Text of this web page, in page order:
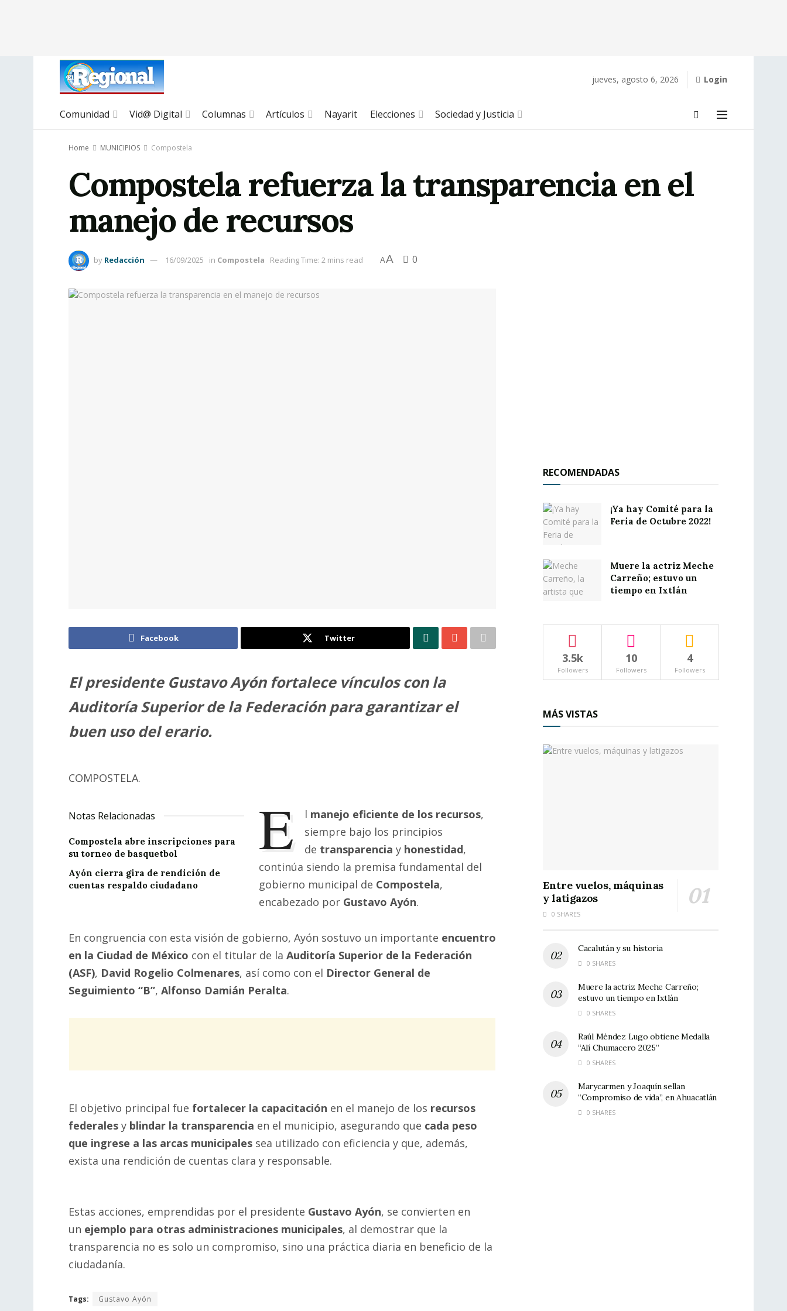
jueves, agosto 6, 2026 Login
Comunidad Vid@ Digital Columnas Artículos Nayarit Elecciones Sociedad y Justicia
Home MUNICIPIOS Compostela
Compostela refuerza la transparencia en el
manejo de recursos
by Redacción 16/09/2025 in Compostela Reading Time: 2 mins read AA 0
Facebook Twitter
El presidente Gustavo Ayón fortalece vínculos con la
Auditoría Superior de la Federación para garantizar el
buen uso del erario.
COMPOSTELA.
Notas Relacionadas
Compostela abre inscripciones para
su torneo de basquetbol
Ayón cierra gira de rendición de
cuentas respaldo ciudadano
E l manejo eficiente de los recursos,
siempre bajo los principios
de transparencia y honestidad,
continúa siendo la premisa fundamental del
gobierno municipal de Compostela,
encabezado por Gustavo Ayón.
En congruencia con esta visión de gobierno, Ayón sostuvo un importante encuentro
en la Ciudad de México con el titular de la Auditoría Superior de la Federación
(ASF), David Rogelio Colmenares, así como con el Director General de
Seguimiento “B”, Alfonso Damián Peralta.
El objetivo principal fue fortalecer la capacitación en el manejo de los recursos
federales y blindar la transparencia en el municipio, asegurando que cada peso
que ingrese a las arcas municipales sea utilizado con eficiencia y que, además,
exista una rendición de cuentas clara y responsable.
Estas acciones, emprendidas por el presidente Gustavo Ayón, se convierten en
un ejemplo para otras administraciones municipales, al demostrar que la
transparencia no es solo un compromiso, sino una práctica diaria en beneficio de la
ciudadanía.
Tags: Gustavo Ayón
RECOMENDADAS
¡Ya hay Comité para la
Feria de Octubre 2022!
Muere la actriz Meche
Carreño; estuvo un
tiempo en Ixtlán
3.5k
Followers
10
Followers
4
Followers
MÁS VISTAS
Entre vuelos, máquinas
y latigazos
0 SHARES
Cacalután y su historia
0 SHARES
Muere la actriz Meche Carreño;
estuvo un tiempo en Ixtlán
0 SHARES
Raúl Méndez Lugo obtiene Medalla
“Alí Chumacero 2025”
0 SHARES
Marycarmen y Joaquín sellan
“Compromiso de vida”, en Ahuacatlán
0 SHARES